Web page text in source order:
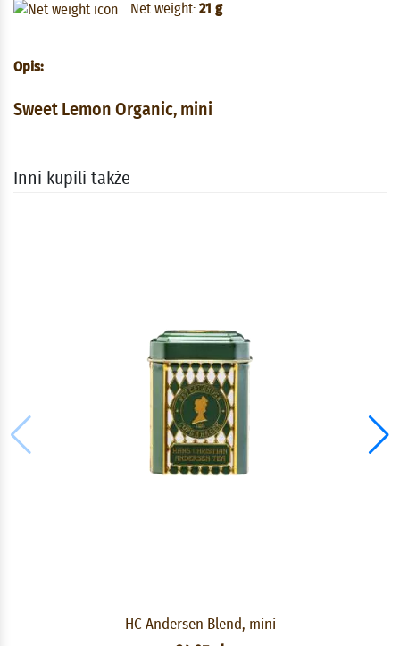
Net weight: 21 g
Opis:
Sweet Lemon Organic, mini
Inni kupili także
HC Andersen Blend, mini